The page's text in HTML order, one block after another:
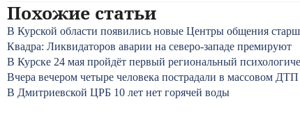
Похожие статьи
В Курской области появились новые Центры общения
Квадра: Ликвидаторов аварии на северо-западе премируют
В Курске 24 мая пройдёт первый региональный
Вчера вечером четыре человека пострадали в массовом ДТП
В Дмитриевской ЦРБ 10 лет нет горячей воды